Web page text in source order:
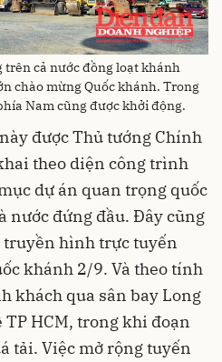
cả nước đồng loạt khánh
chào mừng Quốc khánh. Trong
Nam cũng được khởi động.
được Thủ tướng Chính
theo diện công trình
dự án quan trọng quốc
nước đứng đầu. Đây cũng
truyền hình trực tuyến
khánh 2/9. Và theo tính
khách qua sân bay Long
HCM, trong khi đoạn
tải. Việc mở rộng tuyến